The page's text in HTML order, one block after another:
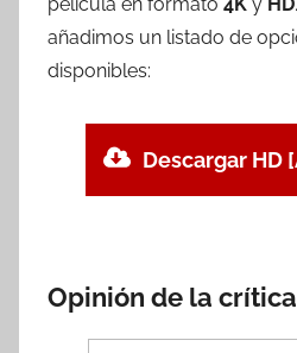
añadimos un listado de
disponibles:
Descargar HD
Opinión de la crítica